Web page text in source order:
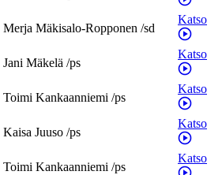
Merja Mäkisalo-Ropponen /sd
Katso
Jani Mäkelä /ps
Katso
Toimi Kankaanniemi /ps
Katso
Kaisa Juuso /ps
Katso
Toimi Kankaanniemi /ps
Katso